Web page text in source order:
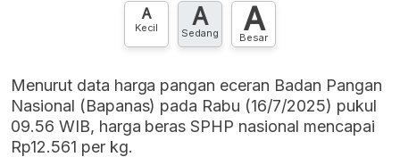
A
Kecil A
Sedang A
Besar
Menurut data harga pangan eceran Badan Pangan
Nasional (Bapanas) pada Rabu (16/7/2025) pukul
09.56 WIB, harga beras SPHP nasional mencapai
Rp12.561 per kg.